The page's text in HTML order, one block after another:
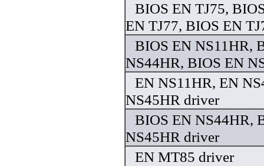
BIOS EN TJ75,
EN TJ77, BIOS EN
BIOS EN NS11HR,
NS44HR, BIOS EN
EN NS11HR, EN
NS45HR driver
BIOS EN NS44HR,
NS45HR driver
EN MT85 driver